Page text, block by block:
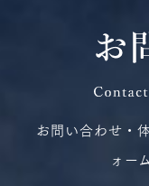
お問い合わせ・
ォー